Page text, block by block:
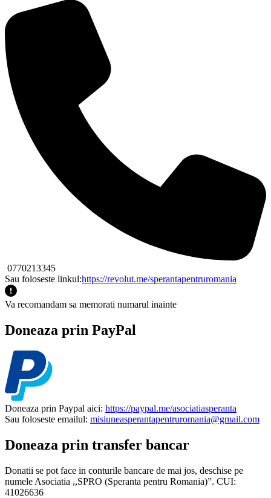
0770213345
Sau foloseste linkul:https://revolut.me/sperantapentruromania
Va recomandam sa memorati numarul inainte
Doneaza prin PayPal
Doneaza prin Paypal aici: https://paypal.me/asociatiasperanta
Sau foloseste emailul: misiuneasperantapentruromania@gmail.com
Doneaza prin transfer bancar
Donatii se pot face in conturile bancare de mai jos, deschise pe
numele Asociatia ,,SPRO (Speranta pentru Romania)”. CUI:
41026636